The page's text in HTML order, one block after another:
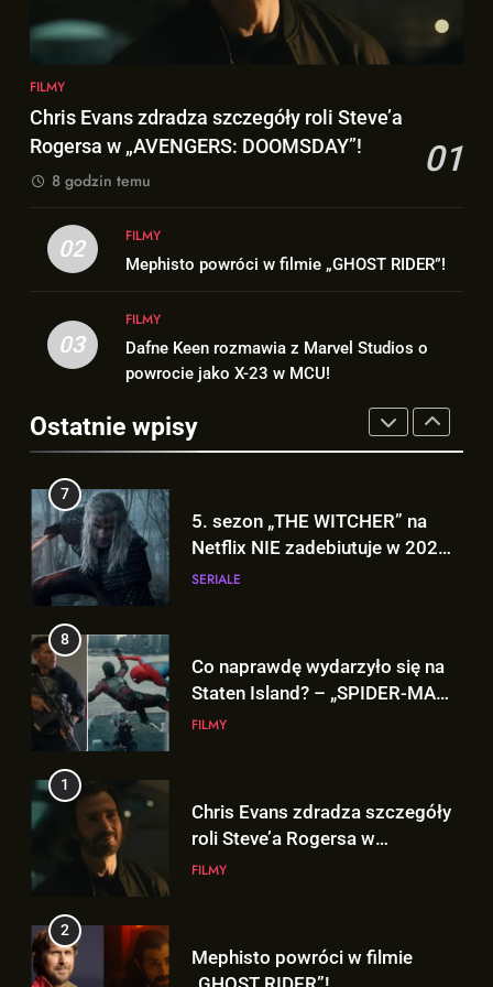
zobaczymy w 2028 roku!
pomocników Doctora Dooma i
Doctora Strange’a w
FILMY
prosto z plakatu na D23!
5. sezon „THE WITCHER” na
Netflix NIE zadebiutuje w 2026
roku!
SERIALE
8
Co naprawdę wydarzyło się na
Staten Island? – „SPIDER-MAN:
BRAND NEW DAY”
FILMY
Chris Evans zdradza szczegóły roli Steve’a
Rogersa w „AVENGERS: DOOMSDAY”!
01
8 godzin temu
02
FILMY
Mephisto powróci w filmie „GHOST RIDER”!
03
FILMY
Dafne Keen rozmawia z Marvel Studios o
powrocie jako X-23 w MCU!
Ostatnie wpisy
„BLACK PANTHER 3” – TE filmy
zobaczymy w 2028 roku!
FILMY
pomocników Doctora Dooma i
6
Nowy wgląd na Doctora Dooma
prosto z plakatu na D23!
NEWSY
7
5. sezon „THE WITCHER” na
Netflix NIE zadebiutuje w 2026
roku!
SERIALE
8
Co naprawdę wydarzyło się na
Staten Island? – „SPIDER-MAN:
BRAND NEW DAY”
FILMY
1
Chris Evans zdradza szczegóły
roli Steve’a Rogersa w
„AVENGERS: DOOMSDAY”!
FILMY
2
Mephisto powróci w filmie